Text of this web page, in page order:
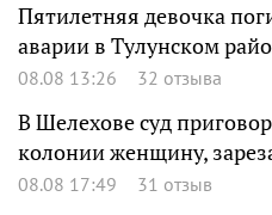
Пятилетняя девочка
аварии в Тулунском
08.08 13:26 32 отзыва
В Шелехове суд
колонии женщину,
08.08 17:49 31 отзыв